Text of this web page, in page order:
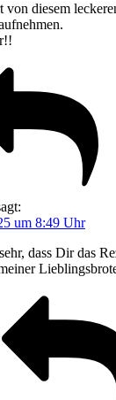
von diesem
um 8:49 Uhr
dass Dir das